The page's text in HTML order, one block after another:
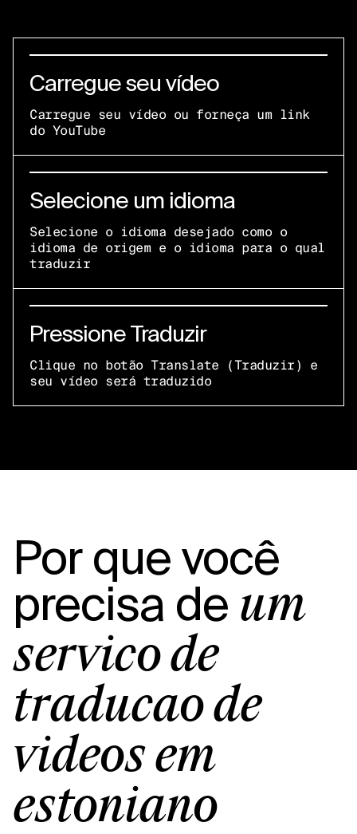
Carregue seu vídeo
Carregue seu vídeo ou forneça um link
do YouTube
Selecione um idioma
Selecione o idioma desejado como o
idioma de origem e o idioma para o qual
traduzir
Pressione Traduzir
Clique no botão Translate (Traduzir) e
seu vídeo será traduzido
Por que você
precisa de um
serviço de
tradução de
vídeos em
estoniano